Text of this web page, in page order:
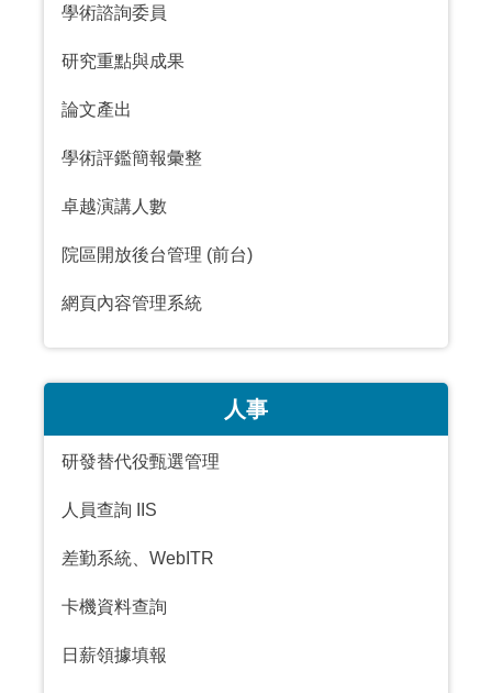
學術諮詢委員
研究重點與成果
論文產出
學術評鑑簡報彙整
卓越演講人數
院區開放後台管理 (前台)
網頁內容管理系統
人事
研發替代役甄選管理
人員查詢 IIS
差勤系統 、WebITR
卡機資料查詢
日薪領據填報